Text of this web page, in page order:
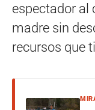
espectador al
madre sin
recursos que